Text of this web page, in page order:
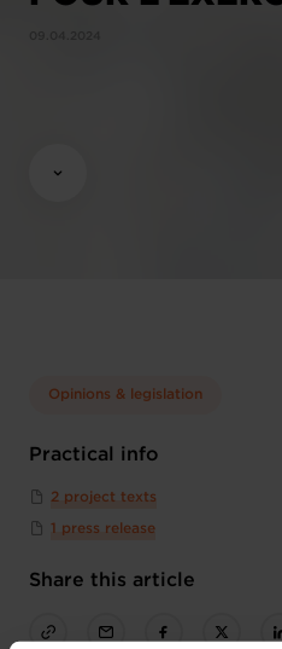
Opinions & legislation
Practical info
2 project texts
1 press release
Share this article